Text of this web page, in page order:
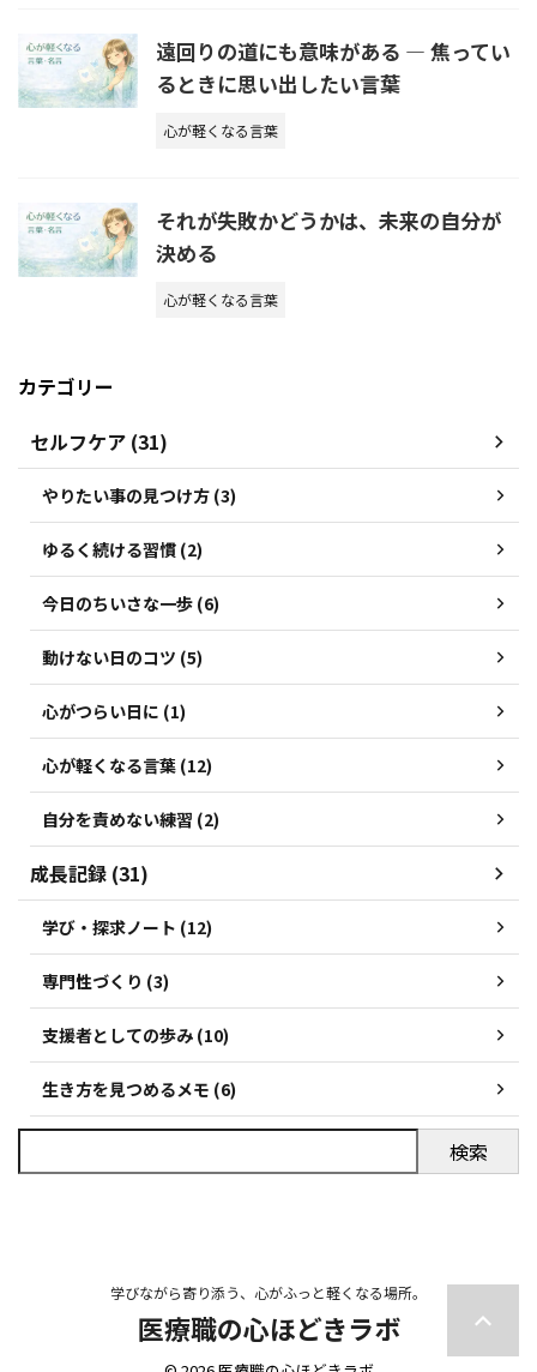
遠回りの道にも意味がある ― 焦ってい
るときに思い出したい言葉
心が軽くなる言葉
それが失敗かどうかは、未来の自分が
決める
心が軽くなる言葉
カテゴリー
セルフケア (31)
やりたい事の見つけ方 (3)
ゆるく続ける習慣 (2)
今日のちいさな一歩 (6)
動けない日のコツ (5)
心がつらい日に (1)
心が軽くなる言葉 (12)
自分を責めない練習 (2)
成長記録 (31)
学び・探求ノート (12)
専門性づくり (3)
支援者としての歩み (10)
生き方を見つめるメモ (6)
検索
学びながら寄り添う、心がふっと軽くなる場所。
医療職の心ほどきラボ